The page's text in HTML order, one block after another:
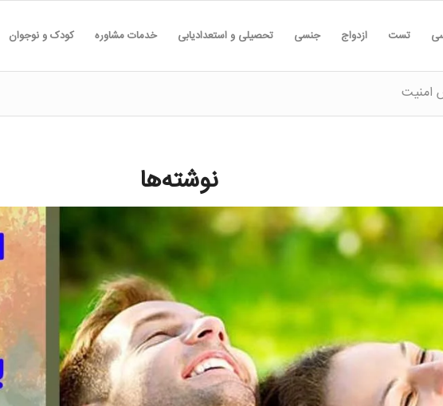
تست ازدواج جنسی تحصیلی و استعدادیابی خدمات مشاوره کودک و نوجوان
امنیت
نوشته‌ها